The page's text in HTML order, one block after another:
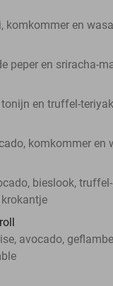
komkommer en
peper en sriracha-
en truffel-
komkommer en
bieslook,
avocado,